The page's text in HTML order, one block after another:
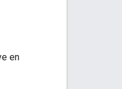
en